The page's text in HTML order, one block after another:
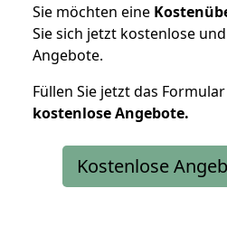
Sie möchten eine
Sie sich jetzt kostenlose
Angebote.
Füllen Sie jetzt das
kostenloseAngebote.
Kostenlose